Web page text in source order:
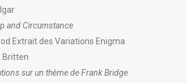
and Circumstance
Extrait des Variations Enigma
Britten
sur un thème de Frank Bridge